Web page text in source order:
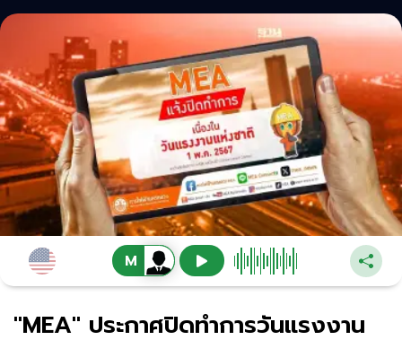
"MEA" ประกาศปิดทำการวันแรงงาน